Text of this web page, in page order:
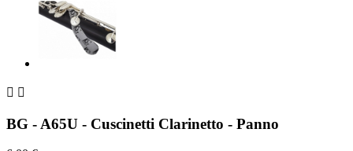
 
BG - A65U - Cuscinetti Clarinetto - Panno